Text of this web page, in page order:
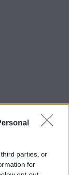
parties, or
for